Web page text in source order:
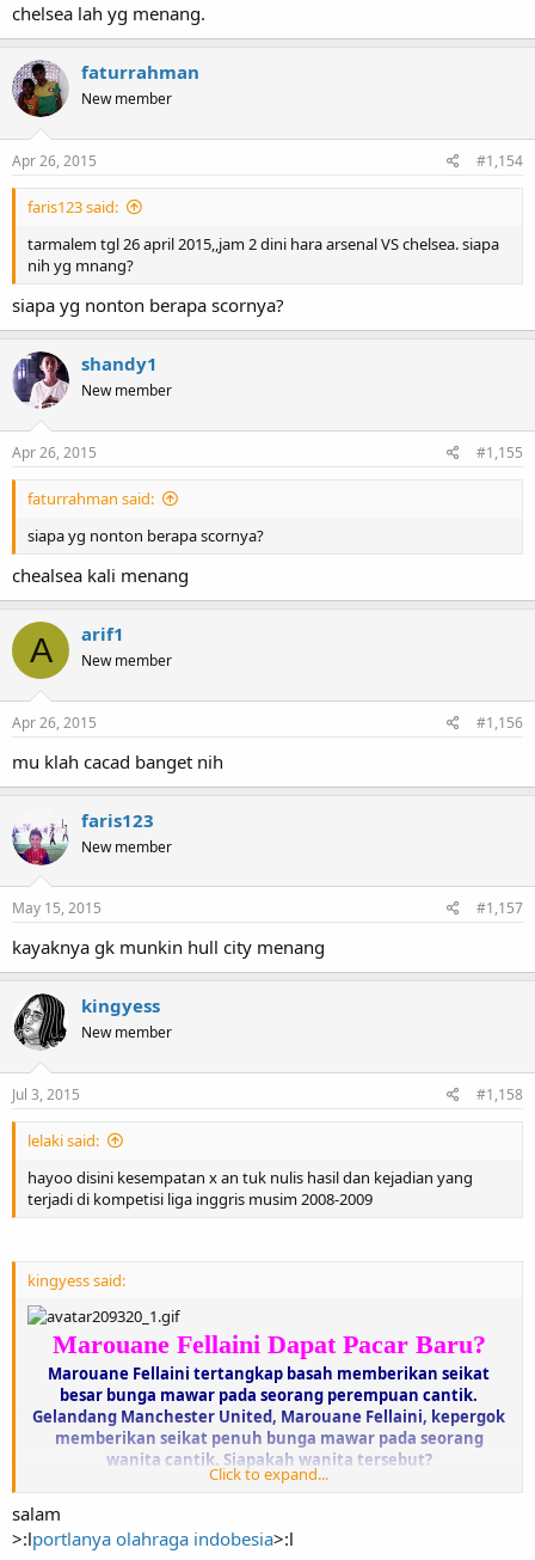
chelsea lah yg menang.
faturrahman
New member
Apr 26, 2015 #1,154
faris123 said:
tarmalem tgl 26 april 2015,,jam 2 dini hara arsenal VS chelsea. siapa
nih yg mnang?
siapa yg nonton berapa scornya?
shandy1
New member
Apr 26, 2015 #1,155
faturrahman said:
siapa yg nonton berapa scornya?
chealsea kali menang
A arif1
New member
Apr 26, 2015 #1,156
mu klah cacad banget nih
faris123
New member
May 15, 2015 #1,157
kayaknya gk munkin hull city menang
kingyess
New member
Jul 3, 2015 #1,158
lelaki said:
hayoo disini kesempatan x an tuk nulis hasil dan kejadian yang
terjadi di kompetisi liga inggris musim 2008-2009
kingyess said:
Marouane Fellaini Dapat Pacar Baru?
Marouane Fellaini tertangkap basah memberikan seikat
besar bunga mawar pada seorang perempuan cantik.
Gelandang Manchester United, Marouane Fellaini, kepergok
memberikan seikat penuh bunga mawar pada seorang
wanita cantik. Siapakah wanita tersebut?
mendapat gandengan baru.
Click to expand...
salam
>:lportlanya olahraga indobesia>:l